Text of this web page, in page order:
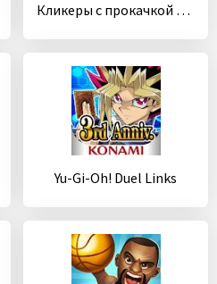
Кликеры с прокачкой RPG: Juggernaut Champions
Yu-Gi-Oh! Duel Links